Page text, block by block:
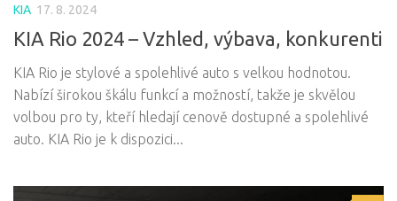
KIA 17. 8. 2024
KIA Rio 2024 – Vzhled, výbava, konkurenti
KIA Rio je stylové a spolehlivé auto s velkou hodnotou.
Nabízí širokou škálu funkcí a možností, takže je skvělou
volbou pro ty, kteří hledají cenově dostupné a spolehlivé
auto. KIA Rio je k dispozici...